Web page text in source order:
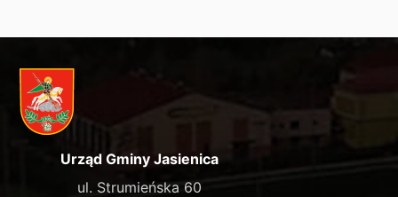
Urząd Gminy Jasienica
ul. Strumieńska 60